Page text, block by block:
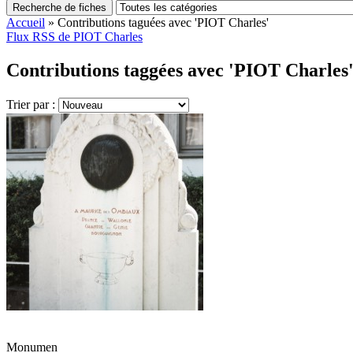
Recherche de fiches
Accueil » Contributions taguées avec 'PIOT Charles'
Flux RSS de PIOT Charles
Contributions taggées avec 'PIOT
Trier par :
Monumen